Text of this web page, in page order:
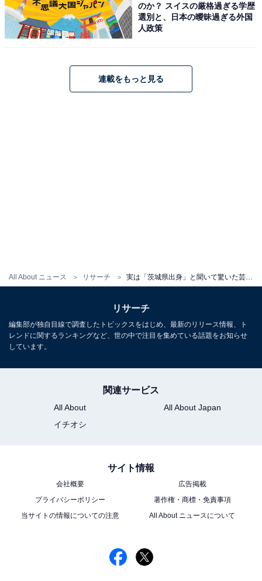
All About ニュース リサーチ
女性・栃木県）、「都会的な感じがするので、茨城県出
身だと感じない」（50代女性・茨城県）などの意見が寄
＞10位までの全ランキング結果を見る
こちらもおすすめ
ング！ 2位「石田たくみ（カミナリ）」、1位
のか？ スイスの厳格過ぎる学歴
選別と、日本の曖昧過ぎる外国
人政策
連載をもっと見る
リサーチ
編集部が独自目線で調査したトピックスをはじめ、最新のリリース情報、ト
レンドに関するランキングなど、世の中で注目を集めている話題をお知らせ
しています。
関連サービス
All About
All About Japan
イチオシ
サイト情報
会社概要
広告掲載
プライバシーポリシー
著作権・商標・免責事項
当サイトの情報についての注意
All About ニュースについて